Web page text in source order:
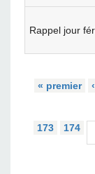
Rappel jour
« premier
173
174